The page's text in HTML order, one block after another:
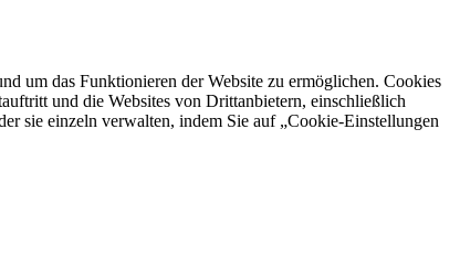
um das Funktionieren der Website zu ermöglichen. Cookies
und die Websites von Drittanbietern, einschließlich
sie einzeln verwalten, indem Sie auf „Cookie-Einstellungen